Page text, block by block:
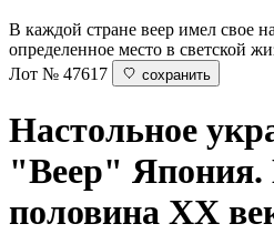
В каждой стране веер имел свое
определенное место в светской
Лот № 47617
сохранить
Настольное
"Веер" Япония.
половина ХХ